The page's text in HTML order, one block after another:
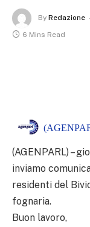
By Redazione
6 Mins Read
(AGENPARL) –
inviamo
residenti del
fognaria.
Buon lavoro,